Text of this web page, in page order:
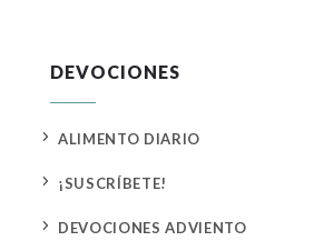
DEVOCIONES
5 ALIMENTO DIARIO
5 ¡SUSCRÍBETE!
5 DEVOCIONES ADVIENTO